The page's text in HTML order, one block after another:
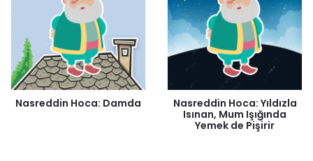
Nasreddin Hoca: Damda
Nasreddin Hoca: Yıldızla
Isınan, Mum Işığında
Yemek de Pişirir